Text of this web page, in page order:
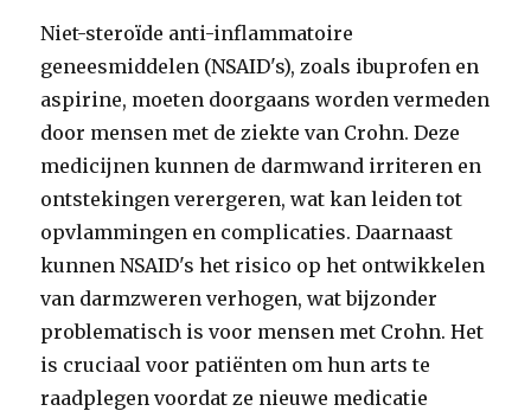
Niet-steroïde anti-inflammatoire
geneesmiddelen (NSAID's), zoals ibuprofen en
aspirine, moeten doorgaans worden vermeden
door mensen met de ziekte van Crohn. Deze
medicijnen kunnen de darmwand irriteren en
ontstekingen verergeren, wat kan leiden tot
opvlammingen en complicaties. Daarnaast
kunnen NSAID's het risico op het ontwikkelen
van darmzweren verhogen, wat bijzonder
problematisch is voor mensen met Crohn. Het
is cruciaal voor patiënten om hun arts te
raadplegen voordat ze nieuwe medicatie